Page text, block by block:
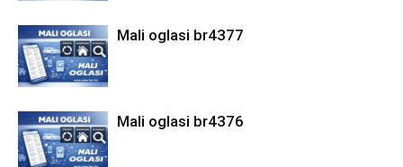
Mali oglasi br4377
Mali oglasi br4376